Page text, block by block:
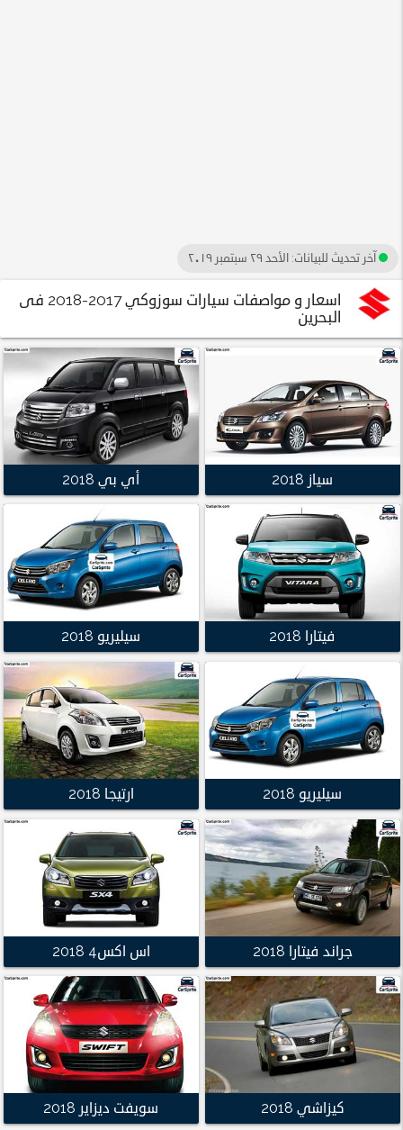
آخر تحديث للبيانات: الأحد ٢٩ سبتمبر ٢٠١٩
اسعار و مواصفات سيارات سوزوكي 2017-2018 فى
البحرين
سياز 2018 أي بي 2018
فيتارا 2018 سيليريو 2018
سيليريو 2018 ارتيجا 2018
جراند فيتارا 2018 اس اكس4 2018
كيزاشي 2018 سويفت ديزاير 2018